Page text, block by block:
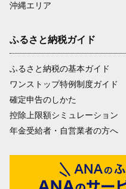
沖縄エリア
ふるさと納税ガイド
ふるさと納税の基本ガイド
ワンストップ特例制度ガイド
確定申告のしかた
控除上限額シミュレーション
年金受給者・自営業者の方へ